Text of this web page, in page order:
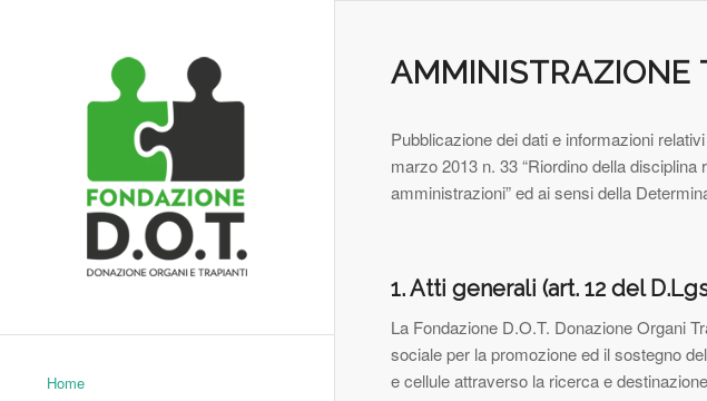
Home
AMMINISTRAZIONE
Pubblicazione dei dati e informazioni
marzo 2013 n. 33 “Riordino della
amministrazioni” ed ai sensi della
1. Atti generali (art. 12 del
La Fondazione D.O.T. Donazione Organi
sociale per la promozione ed il sostegno
e cellule attraverso la ricerca e